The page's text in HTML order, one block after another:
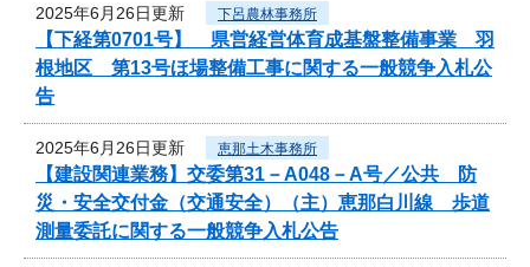
2025年6月26日更新 下呂農林事務所
【下経第0701号】 県営経営体育成基盤整備事業 羽
根地区 第13号ほ場整備工事に関する一般競争入札公
告
2025年6月26日更新 恵那土木事務所
【建設関連業務】交委第31－A048－A号／公共 防
災・安全交付金（交通安全）（主）恵那白川線 歩道
測量委託に関する一般競争入札公告